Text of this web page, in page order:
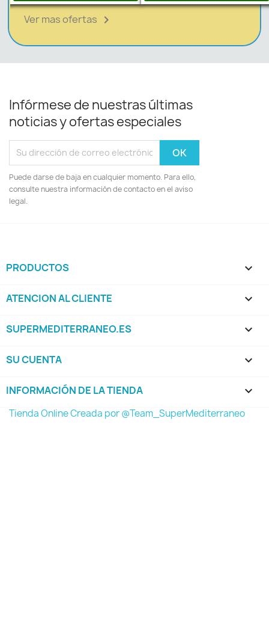
Ver mas ofertas 
Infórmese de nuestras últimas
noticias y ofertas especiales
Puede darse de baja en cualquier momento. Para ello,
consulte nuestra información de contacto en el aviso
legal.
PRODUCTOS 
ATENCION AL CLIENTE 
SUPERMEDITERRANEO.ES 
SU CUENTA 
INFORMACIÓN DE LA TIENDA keyboard_arrow_down
Tienda Online Creada por @Team_SuperMediterraneo